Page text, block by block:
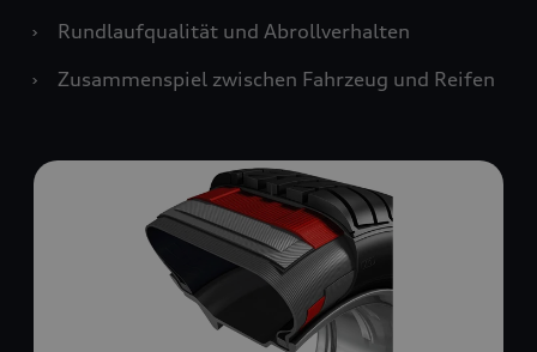
›
Rundlaufqualität und Abrollverhalten
›
Zusammenspiel zwischen Fahrzeug und Reifen